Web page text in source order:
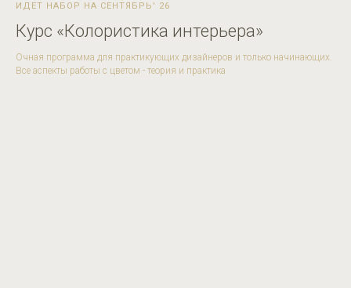
ИДЕТ НАБОР НА СЕНТЯБРЬ' 26
Курс «Колористика интерьера»
Очная программа для практикующих дизайнеров и только начинающих.
Все аспекты работы с цветом - теория и практика